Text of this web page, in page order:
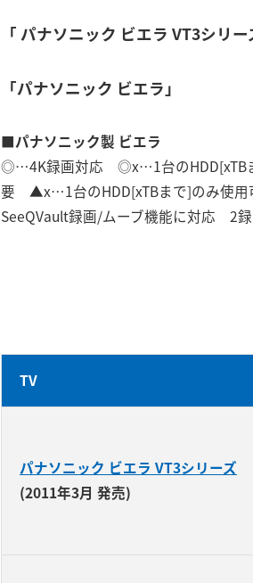
「 パナソニック ビエラ VT3シリー
「パナソニック ビエラ」
■パナソニック製 ビエラ
◎…4K録画対応 ◎x…1台のHDD[xTB
要 ▲x…1台のHDD[xTBまで]のみ
SeeQVault録画/ムーブ機能に対応
TV
パナソニック ビエラ VT3シリーズ
(2011年3月 発売)